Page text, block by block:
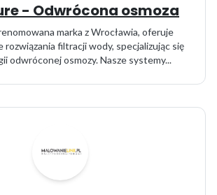
- Odwrócona osmoza
marka z Wrocławia, oferuje
rozwiązania filtracji wody, specjalizując się
odwróconej osmozy. Nasze systemy...